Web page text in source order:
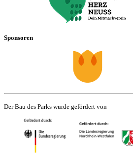
Sponsoren
Der Bau des Parks wurde gefördert von